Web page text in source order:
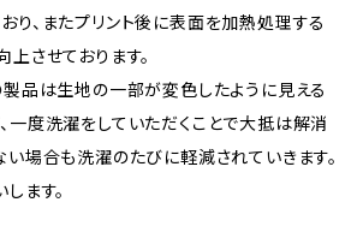
り、またプリント後に表面を加熱処理する
させております。
製品は生地の一部が変色したように見える
一度洗濯をしていただくことで大抵は解消
い場合も洗濯のたびに軽減されていきます。
ます。